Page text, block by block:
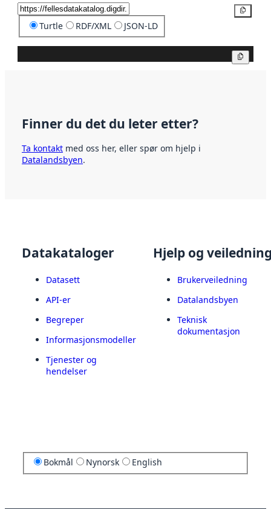
Turtle RDF/XML JSON-LD
Finner du det du leter etter?
Ta kontakt med oss her, eller spør om hjelp i
Datalandsbyen.
Datakataloger
Datasett
API-er
Begreper
Informasjonsmodeller
Tjenester og
hendelser
Hjelp og
Brukerveiledning
Datalandsbyen
Teknisk
dokumentasjon
Bokmål Nynorsk English